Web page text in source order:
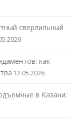
сверлильный
как
12.05.2026
в Казани: